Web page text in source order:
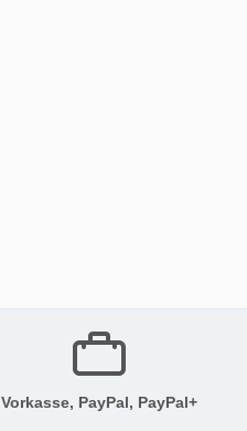
Vorkasse, PayPal, PayPal+